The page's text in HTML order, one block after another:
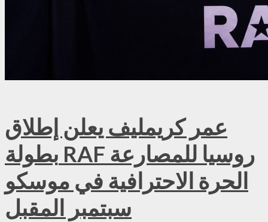
عمر كريمليف يعلن إطلاق
بطولة RAF روسيا للمصارعة
الحرة الاحترافية في موسكو
سبتمبر المقبل